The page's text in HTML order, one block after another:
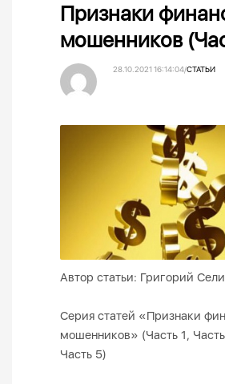
Признаки
мошенников
28.10.2021 16:14:04/СТАТЬИ
Автор статьи: Григорий
Серия статей «Признаки
мошенников» (Часть 1,
Часть 5)